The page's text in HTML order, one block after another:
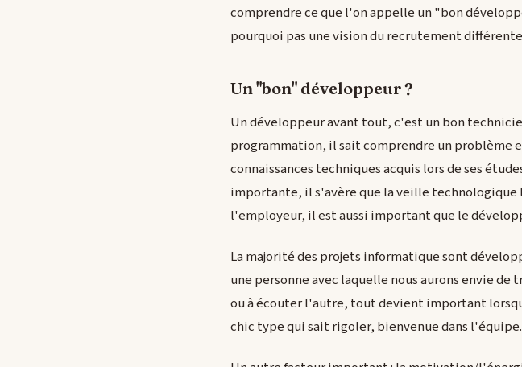
comprendre ce que l'on appelle un "bon
pourquoi pas une vision du recrutement
Un "bon" développeur ?
Un développeur avant tout, c'est un bon
programmation, il sait comprendre un problème
connaissances techniques acquis lors de ses
importante, il s'avère que la veille
l'employeur, il est aussi important que le
La majorité des projets informatique sont
une personne avec laquelle nous aurons envie
ou à écouter l'autre, tout devient important
chic type qui sait rigoler, bienvenue dans l'équipe.